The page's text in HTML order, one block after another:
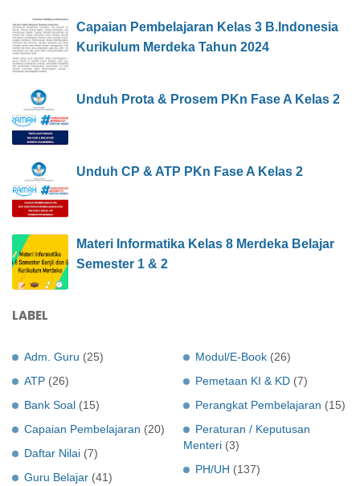
Capaian Pembelajaran Kelas 3 B.Indonesia
Kurikulum Merdeka Tahun 2024
Unduh Prota & Prosem PKn Fase A Kelas 2
Unduh CP & ATP PKn Fase A Kelas 2
Materi Informatika Kelas 8 Merdeka Belajar
Semester 1 & 2
LABEL
Adm. Guru (25)
ATP (26)
Bank Soal (15)
Capaian Pembelajaran (20)
Daftar Nilai (7)
Guru Belajar (41)
Modul/E-Book (26)
Pemetaan KI & KD (7)
Perangkat Pembelajaran (15)
Peraturan / Keputusan
Menteri (3)
PH/UH (137)